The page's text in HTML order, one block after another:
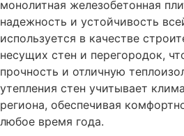
монолитная железобетонная
надежность и устойчивость
используется в качестве
несущих стен и перегородок,
прочность и отличную
утепления стен учитывает
региона, обеспечивая
любое время года.